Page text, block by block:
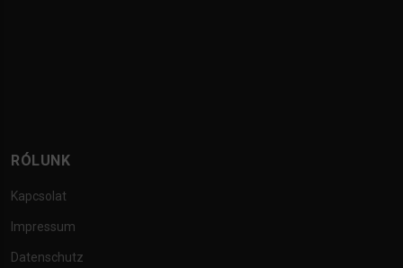
RÓLUNK
Kapcsolat
Impressum
Datenschutz